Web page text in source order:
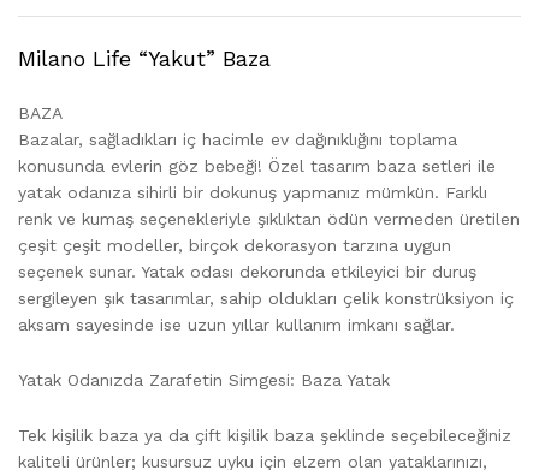
Milano Life “Yakut” Baza
BAZA
Bazalar, sağladıkları iç hacimle ev dağınıklığını toplama
konusunda evlerin göz bebeği! Özel tasarım baza setleri ile
yatak odanıza sihirli bir dokunuş yapmanız mümkün. Farklı
renk ve kumaş seçenekleriyle şıklıktan ödün vermeden üretilen
çeşit çeşit modeller, birçok dekorasyon tarzına uygun
seçenek sunar. Yatak odası dekorunda etkileyici bir duruş
sergileyen şık tasarımlar, sahip oldukları çelik konstrüksiyon iç
aksam sayesinde ise uzun yıllar kullanım imkanı sağlar.
Yatak Odanızda Zarafetin Simgesi: Baza Yatak
Tek kişilik baza ya da çift kişilik baza şeklinde seçebileceğiniz
kaliteli ürünler; kusursuz uyku için elzem olan yataklarınızı,